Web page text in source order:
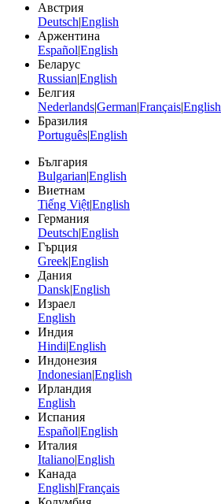
Австрия
Deutsch|English
Аржентина
Español|English
Беларус
Russian|English
Белгия
Nederlands|German|Français|English
Бразилия
Português|English
България
Bulgarian|English
Виетнам
Tiếng Việt|English
Германия
Deutsch|English
Гърция
Greek|English
Дания
Dansk|English
Израел
English
Индия
Hindi|English
Индонезия
Indonesian|English
Ирландия
English
Испания
Español|English
Италия
Italiano|English
Канада
English|Français